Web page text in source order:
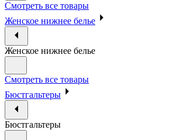
Смотреть все товары
Женское нижнее белье
Женское нижнее белье
Смотреть все товары
Бюстгальтеры
Бюстгальтеры